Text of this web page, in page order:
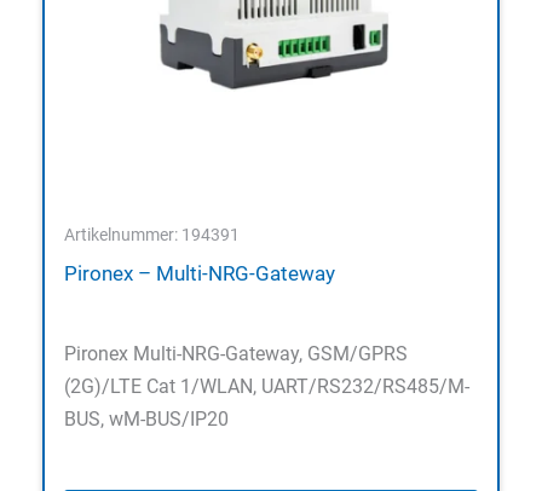
Artikelnummer: 194391
Pironex – Multi-NRG-Gateway
Pironex Multi-NRG-Gateway, GSM/GPRS
(2G)/LTE Cat 1/WLAN, UART/RS232/RS485/M-
BUS, wM-BUS/IP20